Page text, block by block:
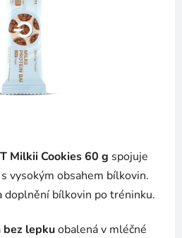
Milkii Cookies 60 g spojuje
vysokým obsahem bílkovin.
doplnění bílkovin po tréninku.
bez lepkuobalená v mléčné